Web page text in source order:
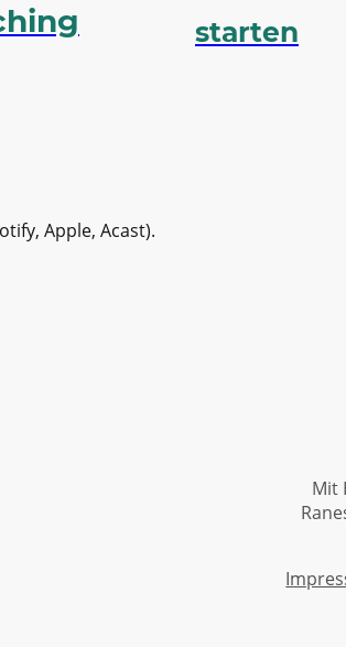
starten
Apple, Acast).
Mit